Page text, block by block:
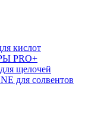
кислот
PRO+
щелочей
для солвентов